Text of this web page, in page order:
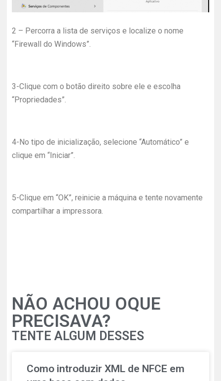
2 – Percorra a lista de serviços e localize o nome
“Firewall do Windows”.
3-Clique com o botão direito sobre ele e escolha
“Propriedades”.
4-No tipo de inicialização, selecione “Automático” e
clique em “Iniciar”.
5-Clique em “OK”, reinicie a máquina e tente novamente
compartilhar a impressora.
NÃO ACHOU OQUE
PRECISAVA?
TENTE ALGUM DESSES
Como introduzir XML de NFCE em